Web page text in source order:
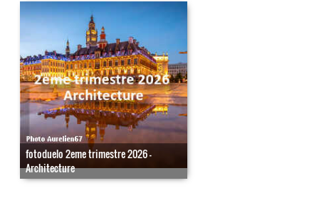
fotoduelo 2eme trimestre 2026 -
Architecture